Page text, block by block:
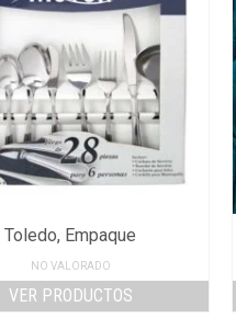
Toledo, Empaque
NO VALORADO
VER PRODUCTOS